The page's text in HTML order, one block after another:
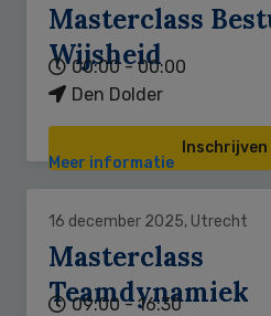
Masterclass
Wijsheid
00:00 - 00:00
Den Dolder
Inschrijven
Meer informatie
16 december 2025, Utrecht
Masterclass
Teamdynamiek
09:00 - 16:30